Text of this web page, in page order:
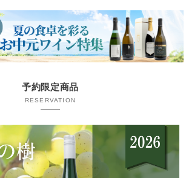
予約限定商品
RESERVATION